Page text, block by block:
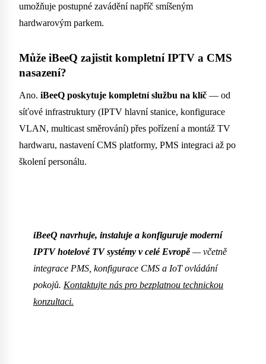
umožňuje postupné zavádění napříč smíšeným
hardwarovým parkem.
Může iBeeQ zajistit kompletní IPTV a CMS
nasazení?
Ano. iBeeQ poskytuje kompletní službu na klíč — od
síťové infrastruktury (IPTV hlavní stanice, konfigurace
VLAN, multicast směrování) přes pořízení a montáž TV
hardwaru, nastavení CMS platformy, PMS integraci až po
školení personálu.
iBeeQ navrhuje, instaluje a konfiguruje moderní
IPTV hotelové TV systémy v celé Evropě— včetně
integrace PMS, konfigurace CMS a IoT ovládání
pokojů. Kontaktujte nás pro bezplatnou technickou
konzultaci.